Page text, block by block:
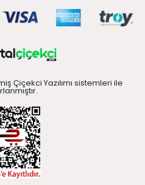
Çiçekci Yazılımı sistemleri ile